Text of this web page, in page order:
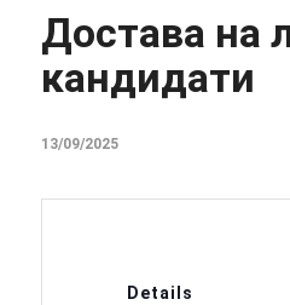
Достава на
кандидати
13/09/2025
Details